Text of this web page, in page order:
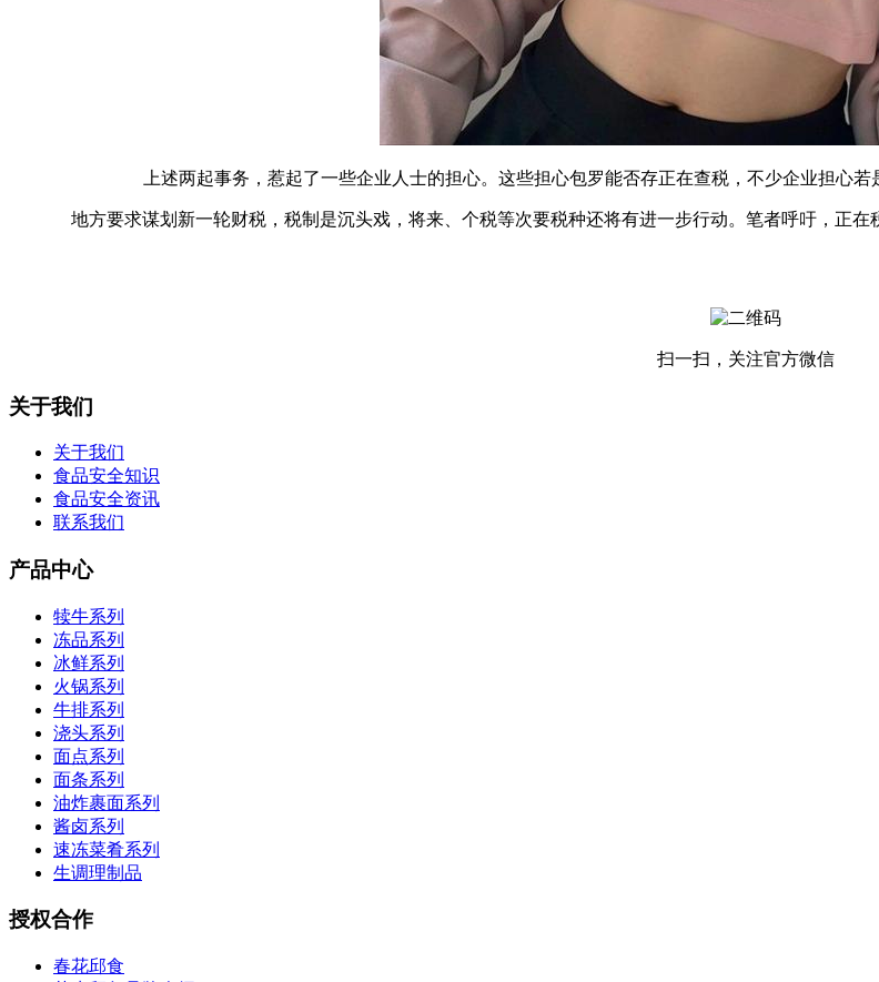
上述两起事务，惹起了一些企业人士的担心。这些担心包罗能否存正在查税，不少企业担心若
地方要求谋划新一轮财税，税制是沉头戏，将来、个税等次要税种还将有进一步行动。笔者呼吁，正在
扫一扫，关注官方微信
关于我们
关于我们
食品安全知识
食品安全资讯
联系我们
产品中心
犊牛系列
冻品系列
冰鲜系列
火锅系列
牛排系列
浇头系列
面点系列
面条系列
油炸裹面系列
酱卤系列
速冻菜肴系列
生调理制品
授权合作
春花邱食